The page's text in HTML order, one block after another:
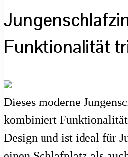
Funktionalität
Dieses moderne
kombiniert
Design und ist ideal für